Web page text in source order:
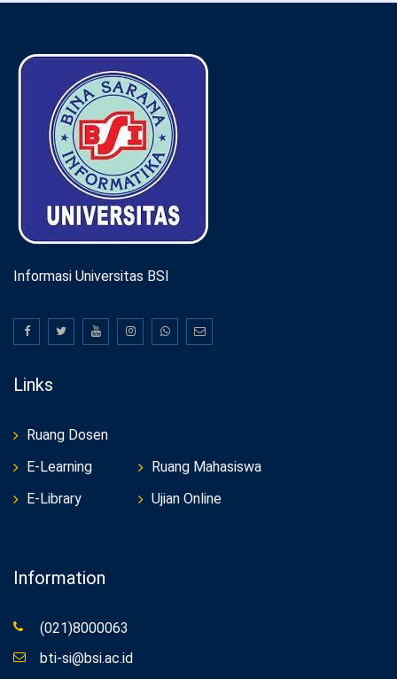
Informasi Universitas BSI
Links
Ruang Dosen
E-Learning
E-Library
Ruang Mahasiswa
Ujian Online
Information
(021)8000063
bti-si@bsi.ac.id